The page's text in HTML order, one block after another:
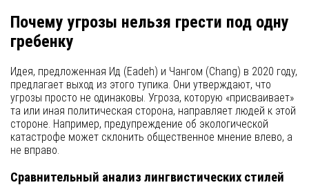
Почему угрозы нельзя грести под одну
гребенку
Идея, предложенная Ид (Eadeh) и Чангом (Chang) в 2020 году,
предлагает выход из этого тупика. Они утверждают, что
угрозы просто не одинаковы. Угроза, которую «присваивает»
та или иная политическая сторона, направляет людей к этой
стороне. Например, предупреждение об экологической
катастрофе может склонить общественное мнение влево, а
не вправо.
Сравнительный анализ лингвистических стилей